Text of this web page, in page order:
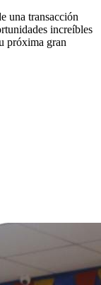
una transacción
increíbles
próxima gran